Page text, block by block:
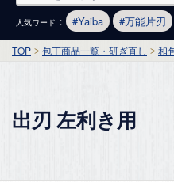
人気ワード ： Yaiba 万能片刃
TOP 包丁商品一覧・研ぎ直し 和
出刃 左利き用